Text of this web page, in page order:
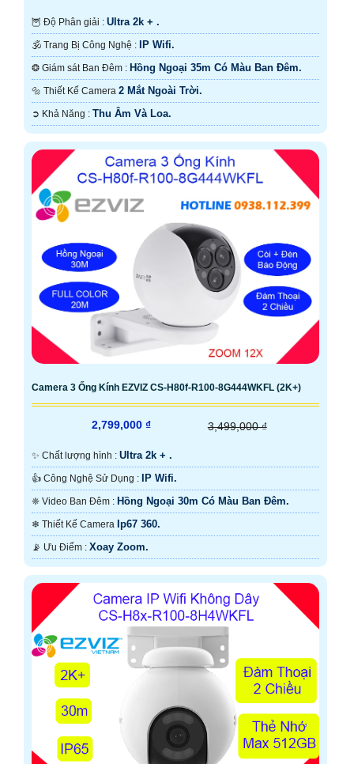
🦉 Độ Phân giải : Ultra 2k + .
🕉️ Trang Bị Công Nghệ : IP Wifi.
❂ Giám sát Ban Đêm : Hồng Ngoại 35m Có Màu Ban Ðêm.
🔩 Thiết Kế Camera 2 Mắt Ngoài Trời.
️➲ Khả Năng : Thu Âm Và Loa.
Camera 3 Ống Kính EZVIZ CS-H80f-R100-8G444WKFL (2K+)
2,799,000 ₫ 3,499,000 ₫
✨ Chất lượng hình : Ultra 2k + .
👍 Công Nghệ Sử Dụng : IP Wifi.
❈ Video Ban Đêm : Hồng Ngoại 30m Có Màu Ban Ðêm.
❄ Thiết Kế Camera Ip67 360.
️📡 Ưu Điểm : Xoay Zoom.